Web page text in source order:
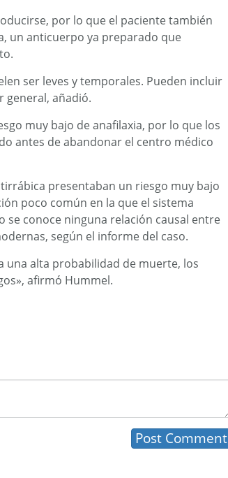
por lo que el paciente también
un anticuerpo ya preparado que
ser leves y temporales. Pueden incluir
general, añadió.
muy bajo de anafilaxia, por lo que los
antes de abandonar el centro médico
presentaban un riesgo muy bajo
poco común en la que el sistema
conoce ninguna relación causal entre
según el informe del caso.
una alta probabilidad de muerte, los
afirmó Hummel.